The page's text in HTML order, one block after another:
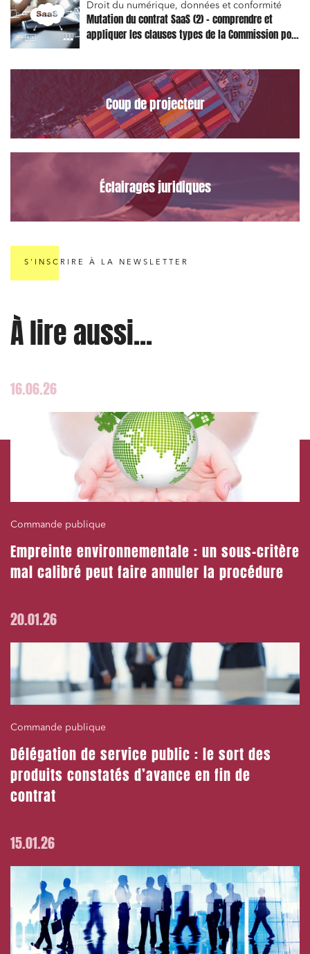
Droit du numérique, données et conformité
Mutation du contrat SaaS (2) – comprendre et
appliquer les clauses types de la Commission pour
Coup de projecteur
Éclairages juridiques
S'INSCRIRE À LA NEWSLETTER
À lire aussi...
16.06.26
Commande publique
Empreinte environnementale : un sous-critère
mal calibré peut faire annuler la procédure
20.01.26
Commande publique
Délégation de service public : le sort des
produits constatés d’avance en fin de
contrat
15.01.26
Projets immobiliers
Environnement
Urbanisme et aménagement
Banque finance et assurance
Droit des sociétés et Fusions-Acquisitions
J'ai lu et j'accepte lapolitique de confidentialité